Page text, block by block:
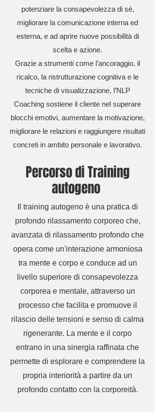
potenziare la consapevolezza di sé,
migliorare la comunicazione interna ed
esterna, e ad aprire nuove possibilità di
scelta e azione.
Grazie a strumenti come l’ancoraggio, il
ricalco, la ristrutturazione cognitiva e le
tecniche di visualizzazione, l’NLP
Coaching sostiene il cliente nel superare
blocchi emotivi, aumentare la motivazione,
migliorare le relazioni e raggiungere risultati
concreti in ambito personale e lavorativo.
Percorso diTraining
autogeno
Il training autogeno è una pratica di
profondo rilassamento corporeo che,
avanzata di rilassamento profondo che
opera come un'interazione armoniosa
tra mente e corpo e conduce ad un
livello superiore di consapevolezza
corporea e mentale, attraverso un
processo che facilita e promuove il
rilascio delle tensioni e senso di calma
rigenerante. La mente e il corpo
entrano in una sinergia raffinata che
permette di esplorare e comprendere la
propria interiorità a partire da un
profondo contatto con la corporeità.